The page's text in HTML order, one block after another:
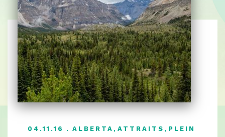
04.11.16 ALBERTA , ATTRAITS , PLEIN